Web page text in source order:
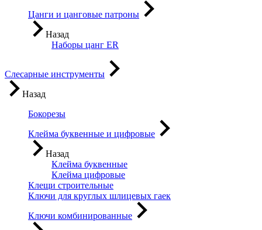
Цанги и цанговые патроны
Назад
Наборы цанг ER
Слесарные инструменты
Назад
Бокорезы
Клейма буквенные и цифровые
Назад
Клейма буквенные
Клейма цифровые
Клещи строительные
Ключи для круглых шлицевых гаек
Ключи комбинированные